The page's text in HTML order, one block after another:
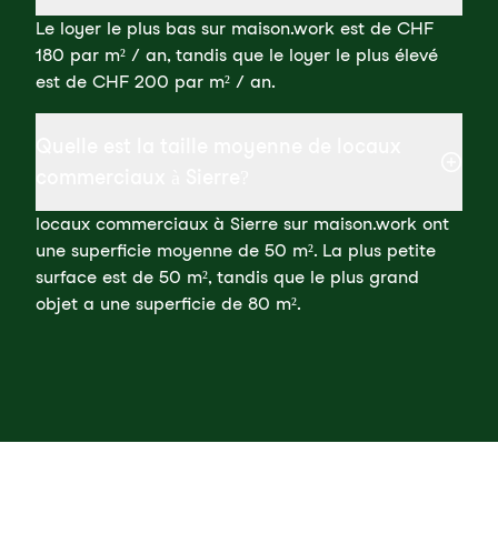
Le loyer le plus bas sur maison.work est de CHF
180 par m² / an, tandis que le loyer le plus élevé
est de CHF 200 par m² / an.
locaux commerciaux à Sierre sur maison.work ont
une superficie moyenne de 50 m². La plus petite
surface est de 50 m², tandis que le plus grand
objet a une superficie de 80 m².